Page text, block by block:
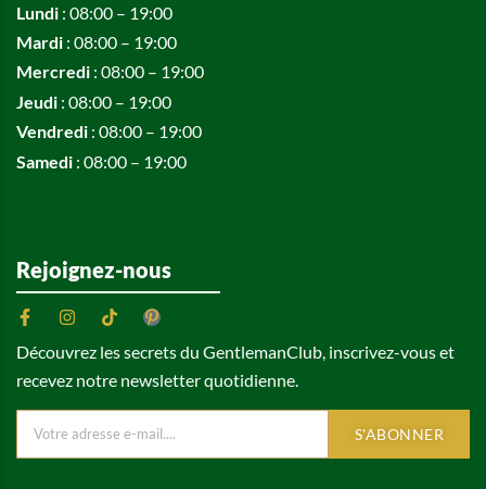
Lundi : 08:00 – 19:00
Mardi : 08:00 – 19:00
Mercredi : 08:00 – 19:00
Jeudi : 08:00 – 19:00
Vendredi : 08:00 – 19:00
Samedi : 08:00 – 19:00
Rejoignez-nous
Découvrez les secrets du GentlemanClub, inscrivez-vous et
recevez notre newsletter quotidienne.
S'ABONNER